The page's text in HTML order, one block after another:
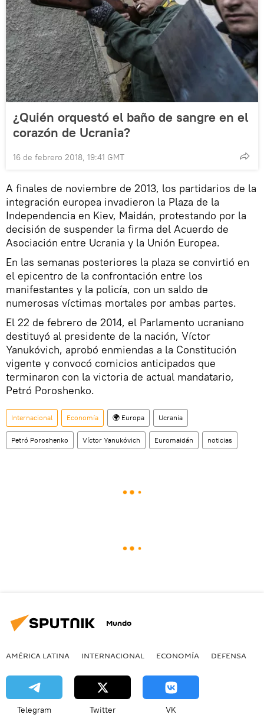
¿Quién orquestó el baño de sangre en el
corazón de Ucrania?
16 de febrero 2018, 19:41 GMT
A finales de noviembre de 2013, los partidarios de la
integración europea invadieron la Plaza de la
Independencia en Kiev, Maidán, protestando por la
decisión de suspender la firma del Acuerdo de
Asociación entre Ucrania y la Unión Europea.
En las semanas posteriores la plaza se convirtió en
el epicentro de la confrontación entre los
manifestantes y la policía, con un saldo de
numerosas víctimas mortales por ambas partes.
El 22 de febrero de 2014, el Parlamento ucraniano
destituyó al presidente de la nación, Víctor
Yanukóvich, aprobó enmiendas a la Constitución
vigente y convocó comicios anticipados que
terminaron con la victoria de actual mandatario,
Petró Poroshenko.
Internacional Economía 🌍 Europa Ucrania
Petró Poroshenko Víctor Yanukóvich Euromaidán noticias
Mundo
AMÉRICA LATINA INTERNACIONAL ECONOMÍA DEFENSA
Telegram Twitter VK